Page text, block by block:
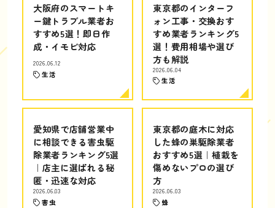
大阪府のスマートキ
ー鍵トラブル業者お
すすめ5選！即日作
成・イモビ対応
2026.06.12
生活
東京都のインターフ
ォン工事・交換おす
すめ業者ランキング5
選！費用相場や選び
方も解説
2026.06.04
生活
愛知県で店舗営業中
に相談できる害虫駆
除業者ランキング5選
｜店主に選ばれる秘
匿・迅速な対応
2026.06.03
害虫
東京都の庭木に対応
した蜂の巣駆除業者
おすすめ5選｜植栽を
傷めないプロの選び
方
2026.06.03
蜂